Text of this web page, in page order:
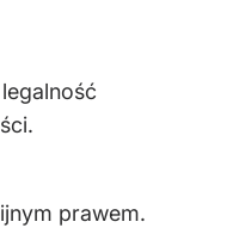
prawem.